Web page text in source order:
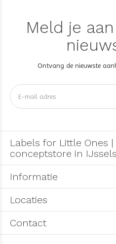
Meld je
Ontvang de nieuwste
Labels for Little Ones
conceptstore in
Informatie
Locaties
Contact